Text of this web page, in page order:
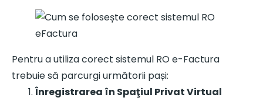
Pentru a utiliza corect sistemul RO e-Factura
trebuie să parcurgi următorii pași:
Înregistrarea în Spaţiul Privat Virtual